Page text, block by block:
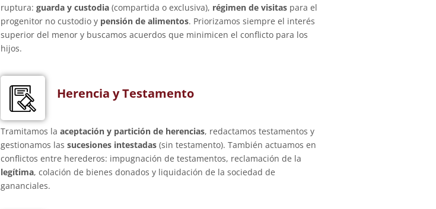
ruptura: guarda y custodia (compartida o exclusiva), régimen de visitas para el
progenitor no custodio y pensión de alimentos. Priorizamos siempre el interés
superior del menor y buscamos acuerdos que minimicen el conflicto para los
hijos.
Herencia y Testamento
Tramitamos la aceptación y partición de herencias, redactamos testamentos y
gestionamos las sucesiones intestadas (sin testamento). También actuamos en
conflictos entre herederos: impugnación de testamentos, reclamación de la
legítima, colación de bienes donados y liquidación de la sociedad de
gananciales.